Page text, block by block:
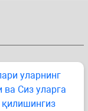
уларнинг
Сиз уларга